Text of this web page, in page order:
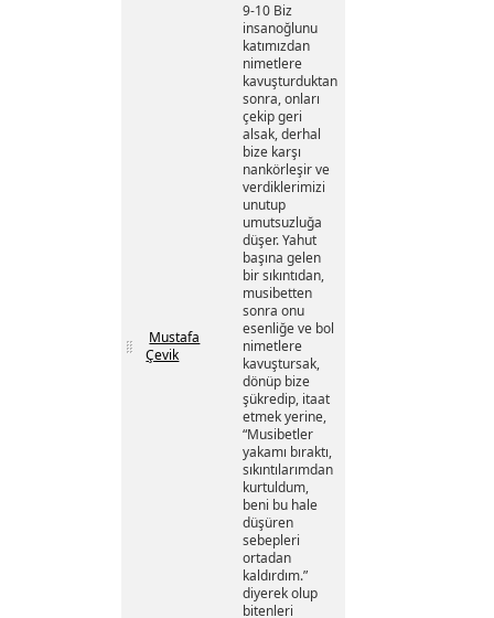
Mustafa
Çevik
9-10 Biz
insanoğlunu
katımızdan
nimetlere
kavuşturduktan
sonra, onları
çekip geri
alsak, derhal
bize karşı
nankörleşir ve
verdiklerimizi
unutup
umutsuzluğa
düşer. Yahut
başına gelen
bir sıkıntıdan,
musibetten
sonra onu
esenliğe ve bol
nimetlere
kavuştursak,
dönüp bize
şükredip, itaat
etmek yerine,
“Musibetler
yakamı bıraktı,
sıkıntılarımdan
kurtuldum,
beni bu hale
düşüren
sebepleri
ortadan
kaldırdım.”
diyerek olup
bitenleri